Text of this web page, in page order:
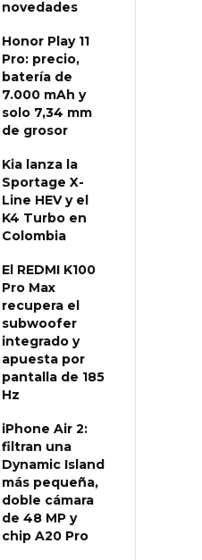
novedades
Honor Play 11
Pro: precio,
batería de
7.000 mAh y
solo 7,34 mm
de grosor
Kia lanza la
Sportage X-
Line HEV y el
K4 Turbo en
Colombia
El REDMI K100
Pro Max
recupera el
subwoofer
integrado y
apuesta por
pantalla de 185
Hz
iPhone Air 2:
filtran una
Dynamic Island
más pequeña,
doble cámara
de 48 MP y
chip A20 Pro